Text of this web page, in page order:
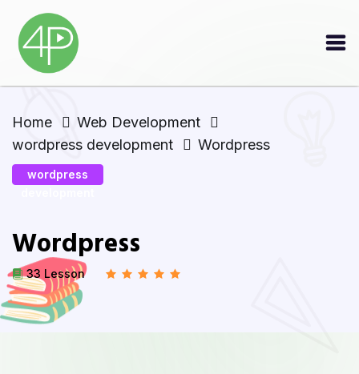
Home
Web Development
wordpress development
Wordpress
wordpress
Wordpress
33 Lesson